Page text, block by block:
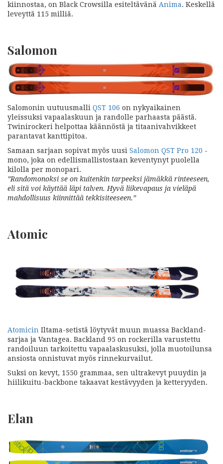
kiinnostaa, on Black Crowsilla esiteltävänä Anima. Keskellä
leveyttä 115 milliä.
Salomon
Salomonin uutuusmalli QST 106 on nykyaikainen
yleissuksi vapaalaskuun ja randolle parhaasta päästä.
Twinirockeri helpottaa käännöstä ja titaanivahvikkeet
parantavat kanttipitoa.
Samaan sarjaan sopivat myös uusi Salomon QST Pro 120 -
mono, joka on edellismallistostaan keventynyt puolella
kilolla per monopari.
”Randomonoksi se on kuitenkin tarpeeksi jämäkkä rinteeseen,
eli sitä voi käyttää läpi talven. Hyvä liikevapaus ja vieläpä
mahdollisuus kiinnittää tekkisiteeseen.”
Atomic
Atomicin Iltama-setistä löytyvät muun muassa Backland-
sarjaa ja Vantagea. Backland 95 on rockerilla varustettu
randoiluun tarkoitettu vapaalaskusuksi, jolla muotoilunsa
ansiosta onnistuvat myös rinnekurvailut.
Suksi on kevyt, 1550 grammaa, sen ultrakevyt puuydin ja
hiilikuitu-backbone takaavat kestävyyden ja ketteryyden.
Elan